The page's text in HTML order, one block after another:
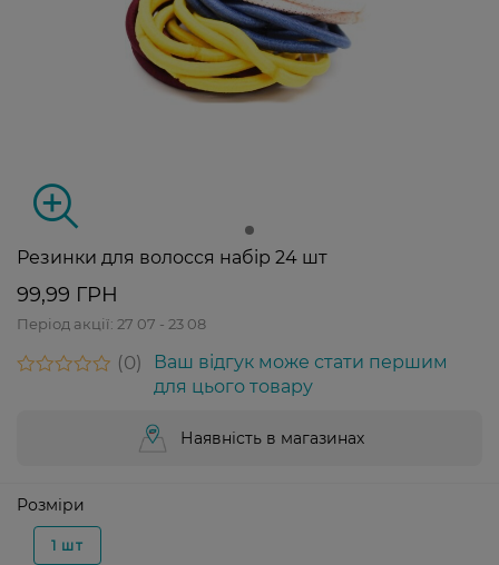
Резинки для волосся набір 24 шт
99,99 ГРН
Період акції: 27 07 - 23 08
0
Ваш відгук може стати першим
для цього товару
Наявність в магазинах
Розміри
1 шт